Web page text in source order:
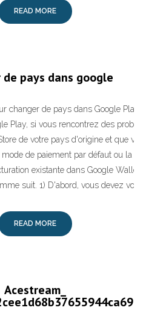
READ MORE
de pays dans google
changer de pays dans Google Play
Play, si vous rencontrez des
de votre pays d'origine et que
de paiement par défaut ou la
existante dans Google Wallet,
suit. 1) D'abord, vous devez vous
READ MORE
Acestream_